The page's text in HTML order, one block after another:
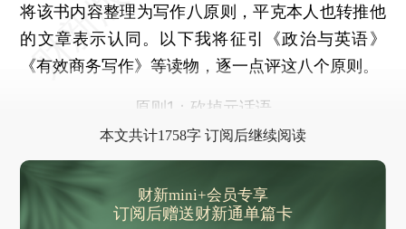
将该书内容整理为写作八原则，平克本人也转推他
的文章表示认同。以下我将征引《政治与英语》
《有效商务写作》等读物，逐一点评这八个原则。
原则1：砍掉元话语
本文共计1758字 订阅后继续阅读
财新mini+会员专享
订阅后赠送财新通单篇卡